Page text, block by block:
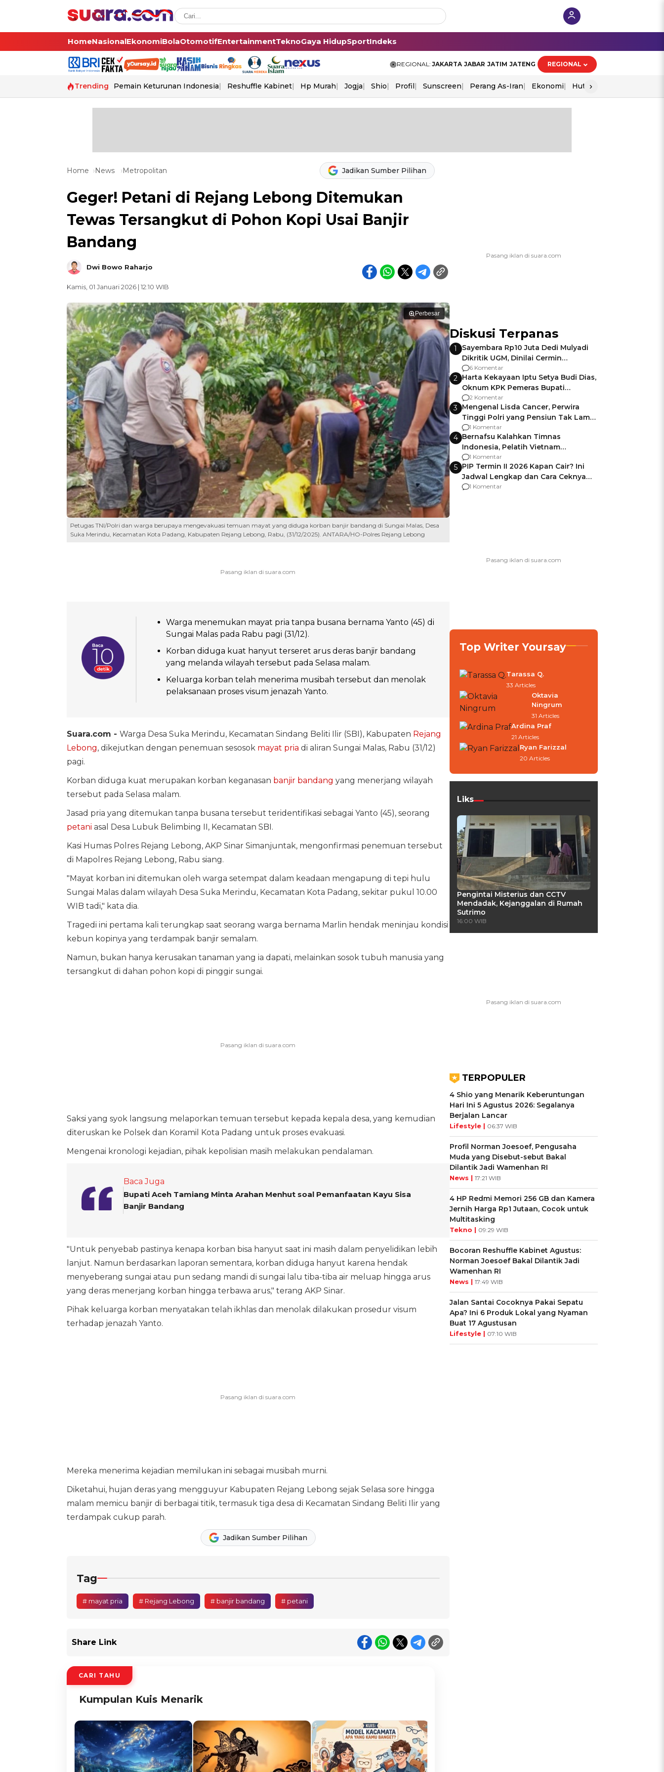
HomeNasionalEkonomiBolaOtomotifEntertainmentTeknoGaya HidupSportIndeks
REGIONAL: JAKARTA JABAR JATIM JATENG REGIONAL
Trending Pemain Keturunan Indonesia Reshuffle Kabinet Hp Murah Jogja Shio Profil Sunscreen Perang As-Iran Ekonomi Hut Ri
›
Home News Metropolitan Jadikan Sumber Pilihan
Geger! Petani di Rejang Lebong Ditemukan
Tewas Tersangkut di Pohon Kopi Usai Banjir
Bandang
Dwi Bowo Raharjo
Kamis, 01 Januari 2026 | 12:10 WIB
Perbesar
Petugas TNI/Polri dan warga berupaya mengevakuasi temuan mayat yang diduga korban banjir bandang di Sungai Malas, Desa
Suka Merindu, Kecamatan Kota Padang, Kabupaten Rejang Lebong, Rabu, (31/12/2025). ANTARA/HO-Polres Rejang Lebong
Warga menemukan mayat pria tanpa busana bernama Yanto (45) di
Sungai Malas pada Rabu pagi (31/12).
Korban diduga kuat hanyut terseret arus deras banjir bandang
yang melanda wilayah tersebut pada Selasa malam.
Keluarga korban telah menerima musibah tersebut dan menolak
pelaksanaan proses visum jenazah Yanto.
Suara.com - Warga Desa Suka Merindu, Kecamatan Sindang Beliti Ilir (SBI), Kabupaten Rejang
Lebong, dikejutkan dengan penemuan sesosok mayat pria di aliran Sungai Malas, Rabu (31/12)
pagi.
Korban diduga kuat merupakan korban keganasan banjir bandang yang menerjang wilayah
tersebut pada Selasa malam.
Jasad pria yang ditemukan tanpa busana tersebut teridentifikasi sebagai Yanto (45), seorang
petani asal Desa Lubuk Belimbing II, Kecamatan SBI.
Kasi Humas Polres Rejang Lebong, AKP Sinar Simanjuntak, mengonfirmasi penemuan tersebut
di Mapolres Rejang Lebong, Rabu siang.
"Mayat korban ini ditemukan oleh warga setempat dalam keadaan mengapung di tepi hulu
Sungai Malas dalam wilayah Desa Suka Merindu, Kecamatan Kota Padang, sekitar pukul 10.00
WIB tadi," kata dia.
Tragedi ini pertama kali terungkap saat seorang warga bernama Marlin hendak meninjau kondisi
kebun kopinya yang terdampak banjir semalam.
Namun, bukan hanya kerusakan tanaman yang ia dapati, melainkan sosok tubuh manusia yang
tersangkut di dahan pohon kopi di pinggir sungai.
Saksi yang syok langsung melaporkan temuan tersebut kepada kepala desa, yang kemudian
diteruskan ke Polsek dan Koramil Kota Padang untuk proses evakuasi.
Mengenai kronologi kejadian, pihak kepolisian masih melakukan pendalaman.
Baca Juga
Bupati Aceh Tamiang Minta Arahan Menhut soal Pemanfaatan Kayu Sisa
Banjir Bandang
"Untuk penyebab pastinya kenapa korban bisa hanyut saat ini masih dalam penyelidikan lebih
lanjut. Namun berdasarkan laporan sementara, korban diduga hanyut karena hendak
menyeberang sungai atau pun sedang mandi di sungai lalu tiba-tiba air meluap hingga arus
yang deras menerjang korban hingga terbawa arus," terang AKP Sinar.
Pihak keluarga korban menyatakan telah ikhlas dan menolak dilakukan prosedur visum
terhadap jenazah Yanto.
Mereka menerima kejadian memilukan ini sebagai musibah murni.
Diketahui, hujan deras yang mengguyur Kabupaten Rejang Lebong sejak Selasa sore hingga
malam memicu banjir di berbagai titik, termasuk tiga desa di Kecamatan Sindang Beliti Ilir yang
terdampak cukup parah.
Jadikan Sumber Pilihan
Tag
# mayat pria # Rejang Lebong # banjir bandang # petani
Share Link
CARI TAHU
Kumpulan Kuis Menarik
Diskusi Terpanas
1
Sayembara Rp10 Juta Dedi Mulyadi
Dikritik UGM, Dinilai Cermin
Gagalnya Negara Jamin Keamanan
6 Komentar
2 Harta Kekayaan Iptu Setya Budi Dias,
Oknum KPK Pemeras Bupati
Pemalang
2 Komentar
3 Mengenal Lisda Cancer, Perwira
Tinggi Polri yang Pensiun Tak Lama
Usai Jadi Brigjen
1 Komentar
4 Bernafsu Kalahkan Timnas
Indonesia, Pelatih Vietnam
Berencana Pakai Jimat di Pakansari
1 Komentar
5 PIP Termin II 2026 Kapan Cair? Ini
Jadwal Lengkap dan Cara Ceknya
agar Dana Tidak Hangus!
1 Komentar
Top Writer Yoursay
Tarassa Q.
33 Articles
Oktavia
Ningrum
31 Articles
Ardina Praf
21 Articles
Ryan Farizzal
20 Articles
Liks
Pengintai Misterius dan CCTV
Mendadak, Kejanggalan di Rumah
Sutrimo
16:00 WIB
TERPOPULER
4 Shio yang Menarik Keberuntungan
Hari Ini 5 Agustus 2026: Segalanya
Berjalan Lancar
Lifestyle | 06:37 WIB
Profil Norman Joesoef, Pengusaha
Muda yang Disebut-sebut Bakal
Dilantik Jadi Wamenhan RI
News | 17:21 WIB
4 HP Redmi Memori 256 GB dan Kamera
Jernih Harga Rp1 Jutaan, Cocok untuk
Multitasking
Tekno | 09:29 WIB
Bocoran Reshuffle Kabinet Agustus:
Norman Joesoef Bakal Dilantik Jadi
Wamenhan RI
News | 17:49 WIB
Jalan Santai Cocoknya Pakai Sepatu
Apa? Ini 6 Produk Lokal yang Nyaman
Buat 17 Agustusan
Lifestyle | 07:10 WIB